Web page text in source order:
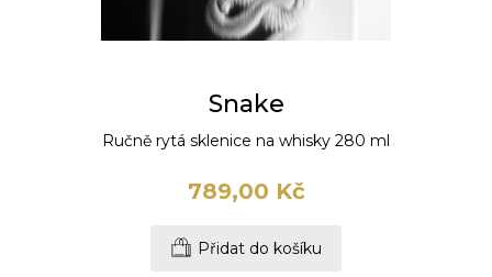
Snake
Ručně rytá sklenice na whisky 280 ml
789,00 Kč
Přidat do košíku